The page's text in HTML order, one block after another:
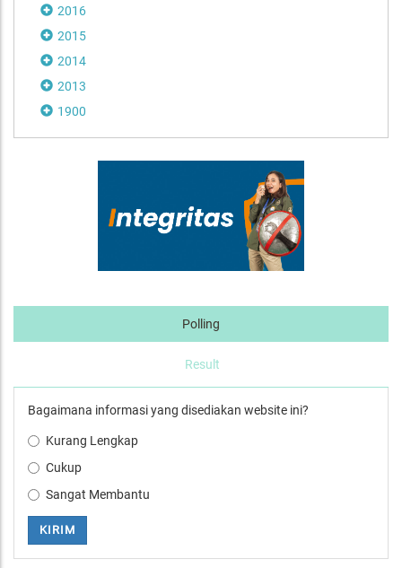
2016
2015
2014
2013
1900
Polling
Result
Bagaimana informasi yang disediakan website ini?
Kurang Lengkap
Cukup
Sangat Membantu
KIRIM